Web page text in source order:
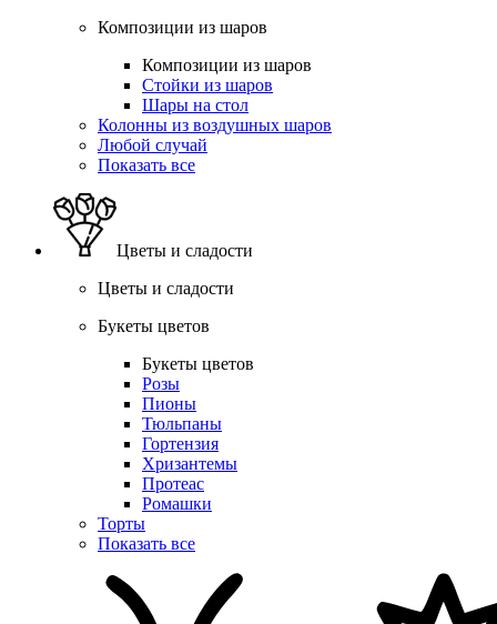
Композиции из шаров
Композиции из шаров
Стойки из шаров
Шары на стол
Колонны из воздушных шаров
Любой случай
Показать все
Цветы и сладости
Цветы и сладости
Букеты цветов
Букеты цветов
Розы
Пионы
Тюльпаны
Гортензия
Хризантемы
Протеас
Ромашки
Торты
Показать все